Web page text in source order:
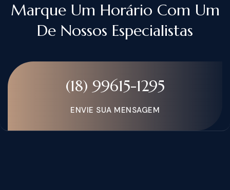
Marque Um Horário Com Um
De Nossos Especialistas
(18) 99615-1295
ENVIE SUA MENSAGEM